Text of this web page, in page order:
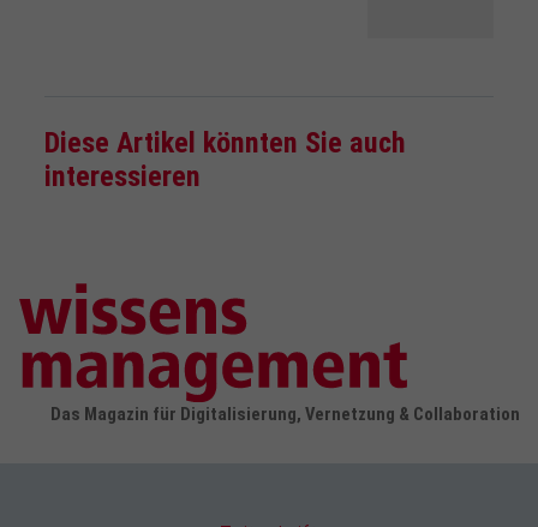
Diese Artikel könnten Sie auch
interessieren
Das Magazin für Digitalisierung, Vernetzung & Collaboration